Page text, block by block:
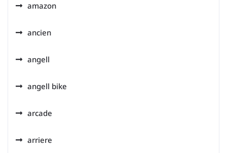
amazon
ancien
angell
angell bike
arcade
arriere